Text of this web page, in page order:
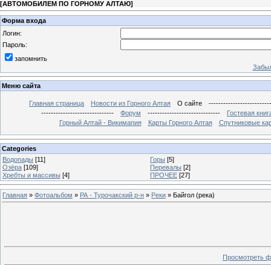
[АВТОМОБИЛЕМ ПО ГОРНОМУ АЛТАЮ]
Форма входа
Логин:
Пароль:
запомнить
Меню сайта
Главная страница Новости из Горного Алтая О сайте
------------------------------
Форум ------------------------------
Гостевая
Горный Алтай - Викимапия
Карты Горного Алтая Спутниковые
Categories
Водопады [11] Горы [5]
Озёра [109] Перевалы [2]
Хребты и массивы [4] ПРОЧЕЕ [27]
Главная » Фотоальбом » РА - Турочакский р-н » Реки » Байгол (река)
Просмотреть